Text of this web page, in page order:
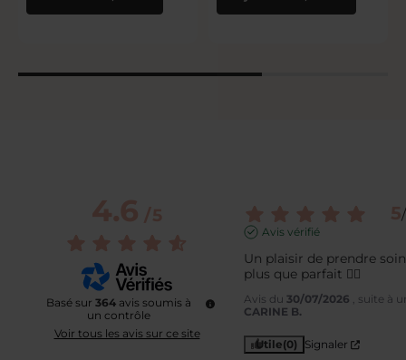
4.6/5
Basé sur 364 avis soumis à
un contrôle
Voir tous les avis sur ce site
5/
Avis vérifié
Un plaisir de prendre
plus que parfait 👍🏻
Avis du 30/07/2026 , suite à
CARINE B.
Utile(0) Signaler